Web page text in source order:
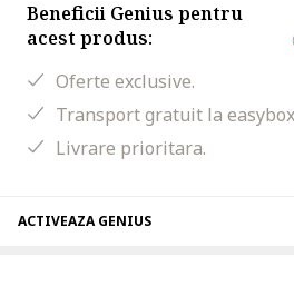
Beneficii Genius pentru
acest produs:
Oferte exclusive.
Transport gratuit la
Livrare prioritara.
ACTIVEAZA GENIUS